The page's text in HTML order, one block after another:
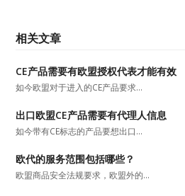
相关文章
CE产品需要有欧盟授权代表才能有效
如今欧盟对于进入的CE产品要求…
出口欧盟CE产品需要有代理人信息
如今带有CE标志的产品要想出口…
欧代的服务范围包括哪些？
欧盟商品安全法规要求，欧盟外的…